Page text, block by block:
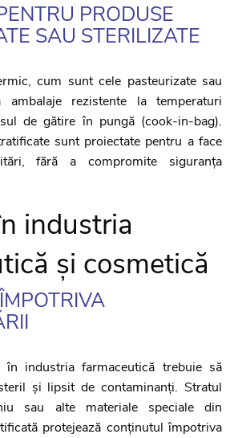
PRODUSE
SAU STERILIZATE
cum sunt cele pasteurizate sau
ambalaje rezistente la temperaturi
de gătire în pungă (cook-in-bag).
sunt proiectate pentru a face
fără a compromite siguranța
industria
și cosmetică
în industria farmaceutică trebuie să
și lipsit de contaminanți. Stratul
sau alte materiale speciale din
protejează conținutul împotriva